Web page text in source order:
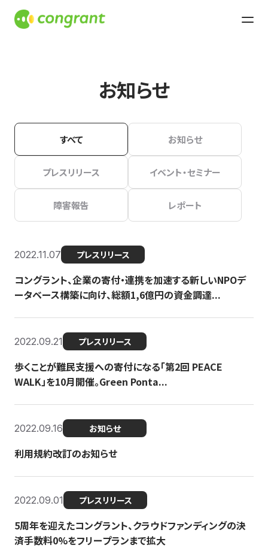
お知らせ
すべて お知らせ
プレスリリース イベント・セミナー
障害報告 レポート
2022.11.07 プレスリリース
コングラント、企業の寄付・連携を加速する新しいNPOデ
ータベース構築に向け、総額1,6億円の資金調達...
2022.09.21 プレスリリース
歩くことが難民支援への寄付になる「第2回 PEACE
WALK」を10月開催。Green Ponta...
2022.09.16 お知らせ
利用規約改訂のお知らせ
2022.09.01 プレスリリース
5周年を迎えたコングラント、クラウドファンディングの決
済手数料0%をフリープランまで拡大